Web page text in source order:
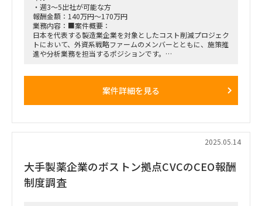
・週3～5出社が可能な方
報酬金額：140万円～170万円
業務内容：■案件概要：
日本を代表する製造業企業を対象としたコスト削減プロジェク
トにおいて、外資系戦略ファームのメンバーとともに、施策推
進や分析業務を担当するポジションです。
・クライアントを巻き込んだ施策の実行推進
■出社の仕方について：
週3～5出社（勤務地：新橋）
案件詳細を見る
2025.05.14
大手製薬企業のボストン拠点CVCのCEO報酬
制度調査